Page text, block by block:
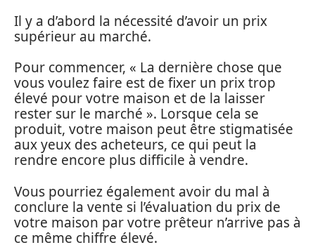
Il y a d’abord la nécessité d’avoir un prix
supérieur au marché.
Pour commencer, « La dernière chose que
vous voulez faire est de fixer un prix trop
élevé pour votre maison et de la laisser
rester sur le marché ». Lorsque cela se
produit, votre maison peut être stigmatisée
aux yeux des acheteurs, ce qui peut la
rendre encore plus difficile à vendre.
Vous pourriez également avoir du mal à
conclure la vente si l’évaluation du prix de
votre maison par votre prêteur n’arrive pas à
ce même chiffre élevé.